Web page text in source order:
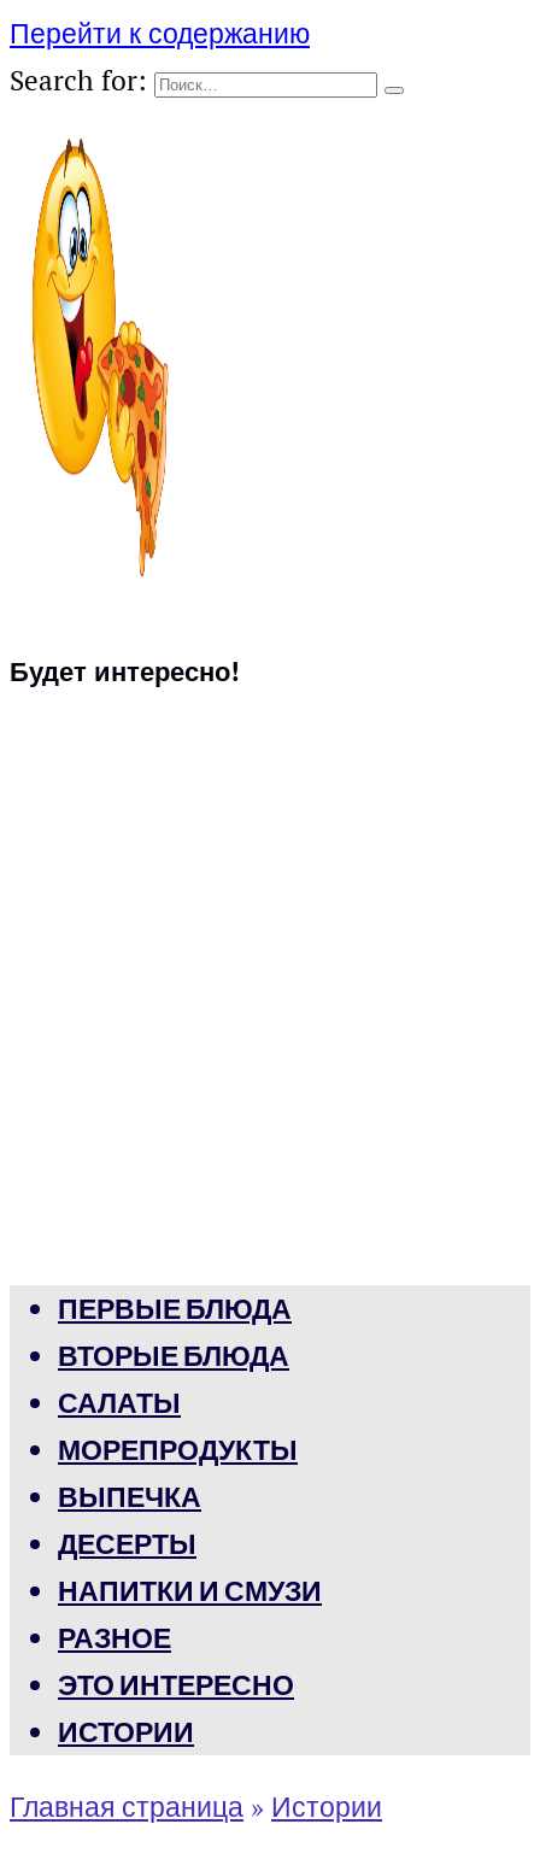
Перейти к содержанию
Search for:
Будет интересно!
ПЕРВЫЕ БЛЮДА
ВТОРЫЕ БЛЮДА
САЛАТЫ
МОРЕПРОДУКТЫ
ВЫПЕЧКА
ДЕСЕРТЫ
НАПИТКИ И СМУЗИ
РАЗНОЕ
ЭТО ИНТЕРЕСНО
ИСТОРИИ
Главная страница » Истории